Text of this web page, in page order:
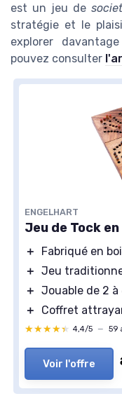
est un jeu de
stratégie et le
explorer
pouvez consulter
ENGELHART
Jeu de Tock
＋
Fabriqué en
＋ Jeu
＋ Jouable de 2
＋
Coffret
★★★★★
★★★★★ 4,4/5 — 59
Voir l'offre